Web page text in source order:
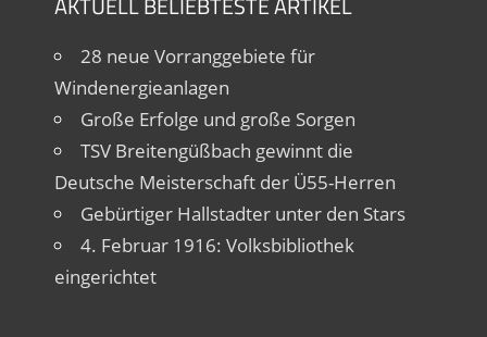
28 neue Vorranggebiete für
Windenergieanlagen
Große Erfolge und große Sorgen
TSV Breitengüßbach gewinnt die
Deutsche Meisterschaft der Ü55-Herren
Gebürtiger Hallstadter unter den Stars
4. Februar 1916: Volksbibliothek
eingerichtet